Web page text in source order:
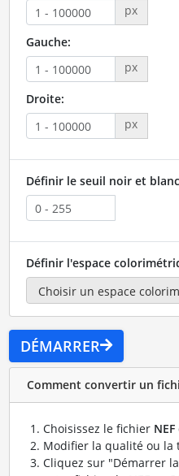
px
Gauche:
px
Droite:
px
Définir le seuil noir et
Définir l'espace
DÉMARRER
Comment convertir un
Choisissez le fichier NEF
Modifier la qualité ou la
Cliquez sur "Démarrer